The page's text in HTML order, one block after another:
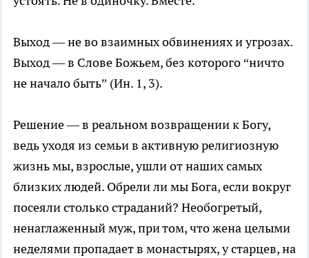
Выход — не во взаимных обвинениях и угрозах.
Выход — в Слове Божьем, без которого “ничто
не начало быть” (Ин. 1, 3).
Решение — в реальном возвращении к Богу,
ведь уходя из семьи в активную религиозную
жизнь мы, взрослые, ушли от наших самых
близких людей. Обрели ли мы Бога, если вокруг
посеяли столько страданий? Необогретый,
ненаглаженный муж, при том, что жена целыми
неделями пропадает в монастырях, у старцев, на